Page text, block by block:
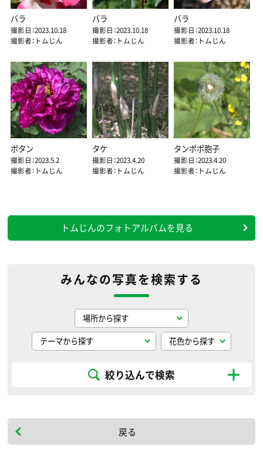
バラ
撮影日：2023.10.18
撮影者：トムじん
バラ
撮影日：2023.10.18
撮影者：トムじん
バラ
撮影日：2023.10.18
撮影者：トムじん
ボタン
撮影日：2023.5.2
撮影者：トムじん
タケ
撮影日：2023.4.20
撮影者：トムじん
タンポポ胞子
撮影日：2023.4.20
撮影者：トムじん
トムじんのフォトアルバムを見る
みんなの写真を検索する
絞り込んで検索
戻る